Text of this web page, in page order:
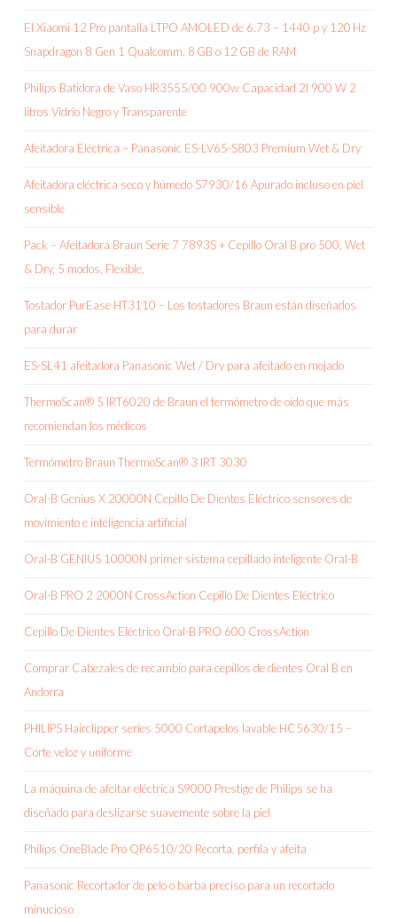
El Xiaomi 12 Pro pantalla LTPO AMOLED de 6.73 – 1440 p y 120 Hz
Snapdragon 8 Gen 1 Qualcomm, 8 GB o 12 GB de RAM
Philips Batidora de Vaso HR3555/00 900w Capacidad 2l 900 W 2
litros Vidrio Negro y Transparente
Afeitadora Eléctrica – Panasonic ES-LV65-S803 Premium Wet & Dry
Afeitadora eléctrica seco y húmedo S7930/16 Apurado incluso en piel
sensible
Pack – Afeitadora Braun Serie 7 7893S + Cepillo Oral B pro 500, Wet
& Dry, 5 modos, Flexible,
Tostador PurEase HT3110 – Los tostadores Braun están diseñados
para durar
ES-SL41 afeitadora Panasonic Wet / Dry para afeitado en mojado
ThermoScan® 5 IRT6020 de Braun el termómetro de oído que más
recomiendan los médicos
Termómetro Braun ThermoScan® 3 IRT 3030
Oral-B Genius X 20000N Cepillo De Dientes Eléctrico sensores de
movimiento e inteligencia artificial
Oral-B GENIUS 10000N primer sistema cepillado inteligente Oral-B
Oral-B PRO 2 2000N CrossAction Cepillo De Dientes Eléctrico
Cepillo De Dientes Eléctrico Oral-B PRO 600 CrossAction
Comprar Cabezales de recambio para cepillos de dientes Oral B en
Andorra
PHILIPS Hairclipper series 5000 Cortapelos lavable HC5630/15 –
Corte veloz y uniforme
La máquina de afeitar eléctrica S9000 Prestige de Philips se ha
diseñado para deslizarse suavemente sobre la piel
Philips OneBlade Pro QP6510/20 Recorta, perfila y afeita
Panasonic Recortador de pelo o barba preciso para un recortado
minucioso